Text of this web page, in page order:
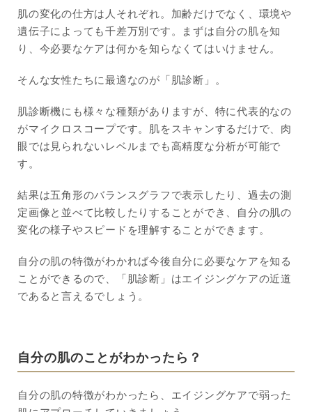
肌の変化の仕方は人それぞれ。加齢だけでなく、環境や
遺伝子によっても千差万別です。まずは自分の肌を知
り、今必要なケアは何かを知らなくてはいけません。
そんな女性たちに最適なのが「肌診断」。
肌診断機にも様々な種類がありますが、特に代表的なの
がマイクロスコープです。肌をスキャンするだけで、肉
眼では見られないレベルまでも高精度な分析が可能で
す。
結果は五角形のバランスグラフで表示したり、過去の測
定画像と並べて比較したりすることができ、自分の肌の
変化の様子やスピードを理解することができます。
自分の肌の特徴がわかれば今後自分に必要なケアを知る
ことができるので、「肌診断」はエイジングケアの近道
であると言えるでしょう。
自分の肌のことがわかったら？
自分の肌の特徴がわかったら、エイジングケアで弱った